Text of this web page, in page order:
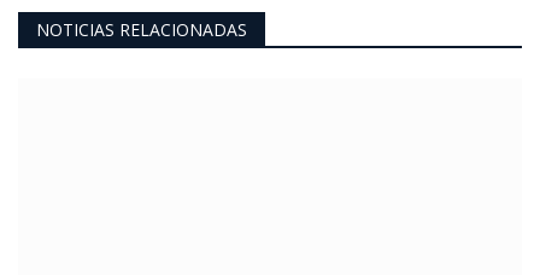
NOTICIAS RELACIONADAS